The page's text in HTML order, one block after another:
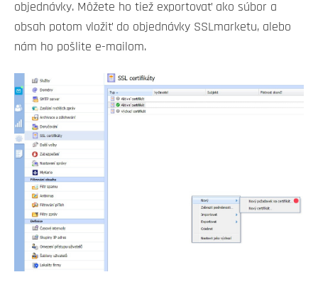
objednávky. Môžete ho tiež exportovať ako súbor a
obsah potom vložiť do objednávky SSLmarketu, alebo
nám ho pošlite e-mailom.